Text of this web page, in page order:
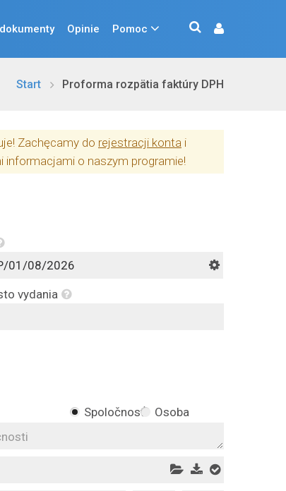
Opinie Pomoc
Start Proforma rozpätia faktúry DPH
Zachęcamy do rejestracji konta i
o naszym programie!
vydania
Spoločnosť
Osoba